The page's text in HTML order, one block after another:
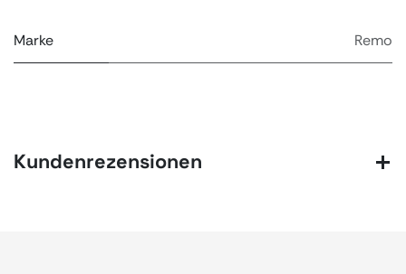
Marke Remo
Kundenrezensionen